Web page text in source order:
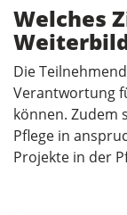
Welches
Die
Verantwortung
können. Zudem
Pflege in
Projekte in der